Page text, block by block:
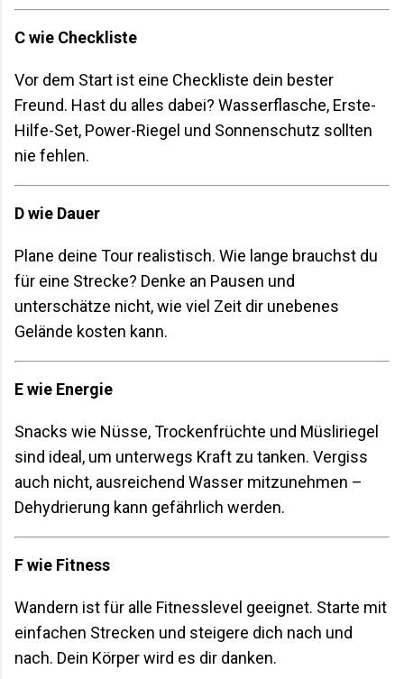
C wie Checkliste
Vor dem Start ist eine Checkliste dein bester
Freund. Hast du alles dabei? Wasserflasche, Erste-
Hilfe-Set, Power-Riegel und Sonnenschutz sollten
nie fehlen.
D wie Dauer
Plane deine Tour realistisch. Wie lange brauchst du
für eine Strecke? Denke an Pausen und
unterschätze nicht, wie viel Zeit dir unebenes
Gelände kosten kann.
E wie Energie
Snacks wie Nüsse, Trockenfrüchte und Müsliriegel
sind ideal, um unterwegs Kraft zu tanken. Vergiss
auch nicht, ausreichend Wasser mitzunehmen –
Dehydrierung kann gefährlich werden.
F wie Fitness
Wandern ist für alle Fitnesslevel geeignet. Starte mit
einfachen Strecken und steigere dich nach und
nach. Dein Körper wird es dir danken.